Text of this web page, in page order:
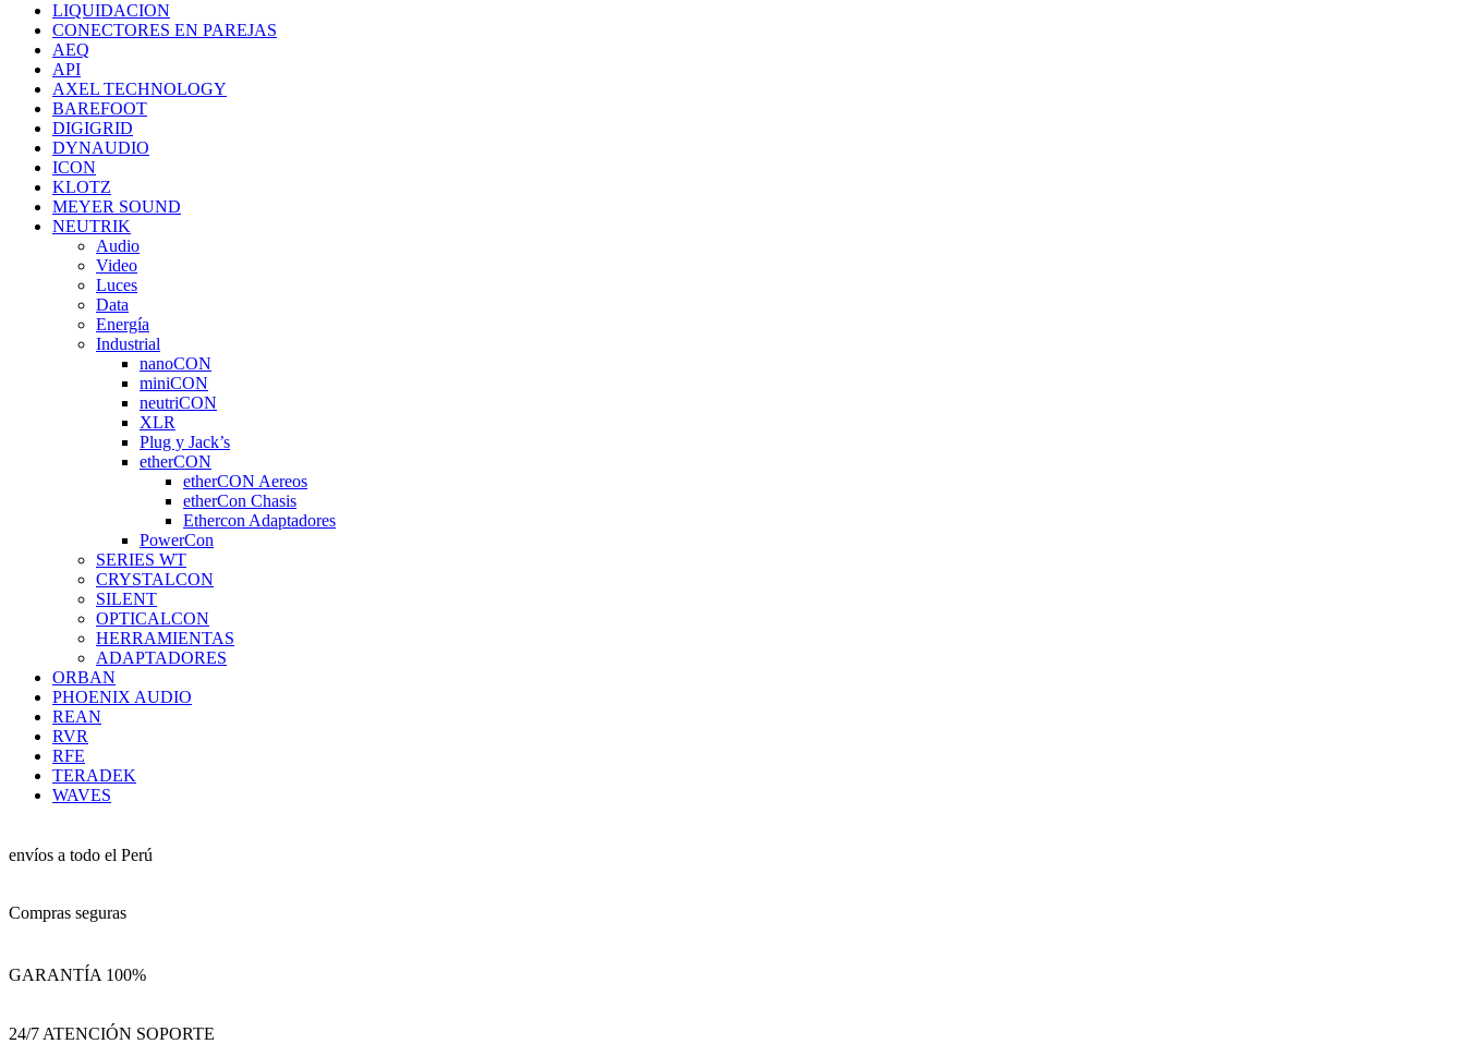
LIQUIDACION
CONECTORES EN PAREJAS
AEQ
API
AXEL TECHNOLOGY
BAREFOOT
DIGIGRID
DYNAUDIO
ICON
KLOTZ
MEYER SOUND
NEUTRIK
Audio
Video
Luces
Data
Energía
Industrial
nanoCON
miniCON
neutriCON
XLR
Plug y Jack’s
etherCON
etherCON Aereos
etherCon Chasis
Ethercon Adaptadores
PowerCon
SERIES WT
CRYSTALCON
SILENT
OPTICALCON
HERRAMIENTAS
ADAPTADORES
ORBAN
PHOENIX AUDIO
REAN
RVR
RFE
TERADEK
WAVES
envíos a todo el Perú
Compras seguras
GARANTÍA 100%
24/7 ATENCIÓN SOPORTE